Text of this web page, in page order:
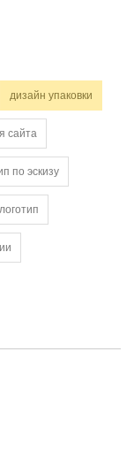
дизайн упаковки
сайта
по эскизу